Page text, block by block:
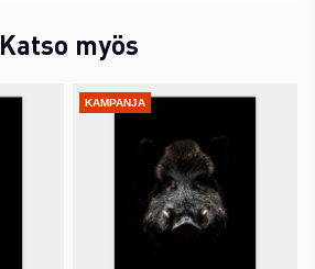
Katso myös
KAMPANJA